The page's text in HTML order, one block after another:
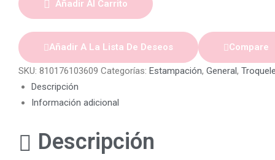
Añadir Al Carrito
Añadir A La Lista De Deseos Compare
SKU: 810176103609 Categorías: Estampación, General,
Descripción
Información adicional
Descripción